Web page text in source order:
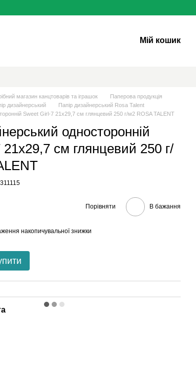
Мій кошик
магазин канцтоварів та іграшок
Паперова продукцiя
дизайнерський
Папір дизайнерський Rosa Talent
Sweet Girl-7 21х29,7 см глянцевий 250 г/м2 ROSA TALENT
односторонній
см глянцевий 250 г/
Порівняти В бажання
накопичувальної знижки